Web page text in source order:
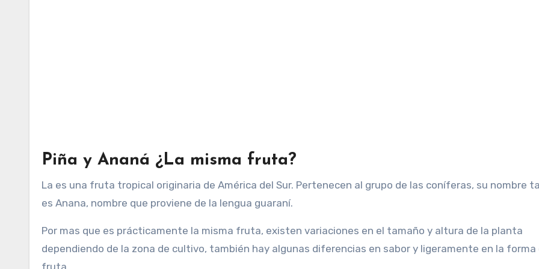
Piña y Ananá ¿La misma fruta?
La es una fruta tropical originaria de América del Sur. Pertenecen al grupo de las coníferas, su nombre
es Anana, nombre que proviene de la lengua guaraní.
Por mas que es prácticamente la misma fruta, existen variaciones en el tamaño y altura de la planta
dependiendo de la zona de cultivo, también hay algunas diferencias en sabor y ligeramente en la forma